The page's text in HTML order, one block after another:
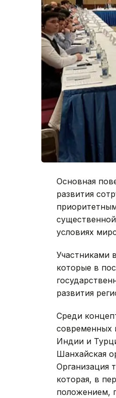
Основная
развития
условиях
Участниками
которые в
развития
Среди
современных
Индии и
Шанхайская
Организация
которая, в
положением,